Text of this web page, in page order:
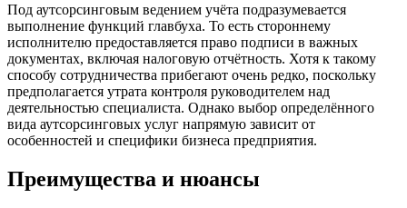
Под аутсорсинговым ведением учёта подразумевается
выполнение функций главбуха. То есть стороннему
исполнителю предоставляется право подписи в важных
документах, включая налоговую отчётность. Хотя к такому
способу сотрудничества прибегают очень редко, поскольку
предполагается утрата контроля руководителем над
деятельностью специалиста. Однако выбор определённого
вида аутсорсинговых услуг напрямую зависит от
особенностей и специфики бизнеса предприятия.
Преимущества и нюансы